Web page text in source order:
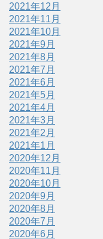
2021年12月
2021年11月
2021年10月
2021年9月
2021年8月
2021年7月
2021年6月
2021年5月
2021年4月
2021年3月
2021年2月
2021年1月
2020年12月
2020年11月
2020年10月
2020年9月
2020年8月
2020年7月
2020年6月